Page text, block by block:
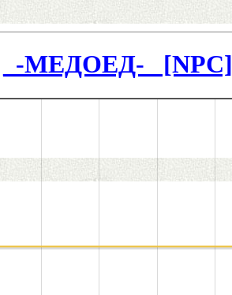
_-МЕДОЕД-_ [NPC]